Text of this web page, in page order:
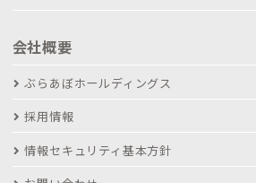
会社概要
ぶらあぼホールディングス
採用情報
情報セキュリティ基本方針